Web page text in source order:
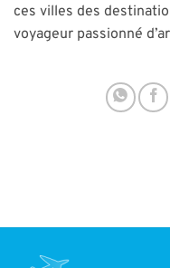
ces villes des
voyageur passionné